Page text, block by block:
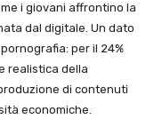
i giovani affrontino la
dal digitale. Un dato
per il 24%
realistica della
di contenuti
economiche.